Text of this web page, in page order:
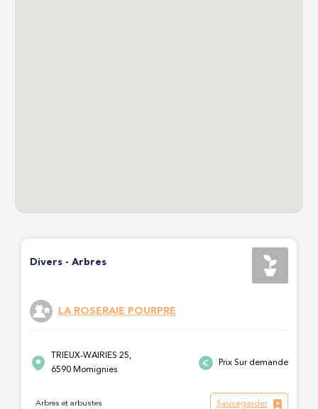
Divers - Arbres
LA ROSERAIE POURPRE
TRIEUX-WAIRIES 25,
6590 Momignies
Prix Sur demande
Arbres et arbustes Sauvegarder